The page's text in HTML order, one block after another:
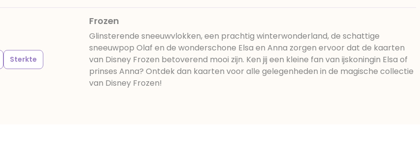
Sterkte
Frozen
Glinsterende sneeuwvlokken, een prachtig winterwonderland, de schattige
sneeuwpop Olaf en de wonderschone Elsa en Anna zorgen ervoor dat de kaarten
van Disney Frozen betoverend mooi zijn. Ken jij een kleine fan van ijskoningin Elsa of
prinses Anna? Ontdek dan kaarten voor alle gelegenheden in de magische collectie
van Disney Frozen!